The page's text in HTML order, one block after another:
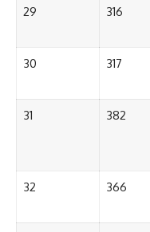
29 316
30 317
31 382
32 366